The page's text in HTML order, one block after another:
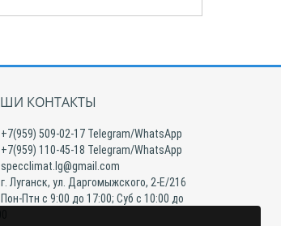
КОНТАКТЫ
+7(959) 509-02-17 Telegram/WhatsApp
+7(959) 110-45-18 Telegram/WhatsApp
specclimat.lg@gmail.com
г. Луганск, ул. Даргомыжского, 2-Е/216
Пон-Птн с 9:00 до 17:00; Суб с 10:00 до